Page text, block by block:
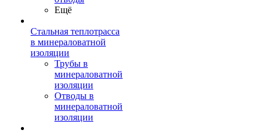
Ещё
Стальная теплотрасса
в минераловатной
изоляции
Трубы в
минераловатной
изоляции
Отводы в
минераловатной
изоляции